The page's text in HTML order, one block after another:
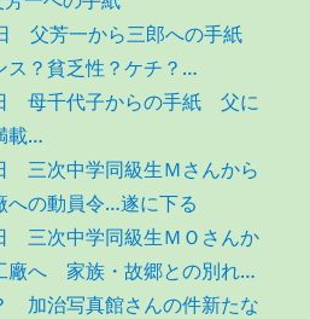
父芳一から三郎への手紙
ス？貧乏性？ケチ？…
母千代子からの手紙 父に
載…
三次中学同級生Ｍさんから
の動員令…遂に下る
三次中学同級生ＭＯさんか
廠へ 家族・故郷との別れ…
加治写真館さんの件新たな